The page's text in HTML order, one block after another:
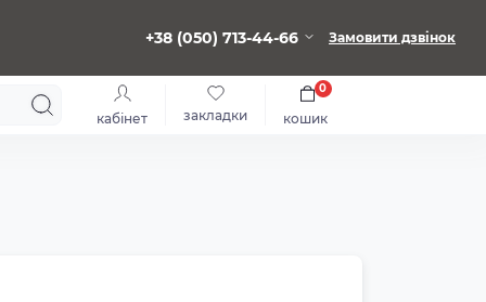
+38 (050) 713-44-66 Замовити дзвінок
кабінет закладки кошик
0